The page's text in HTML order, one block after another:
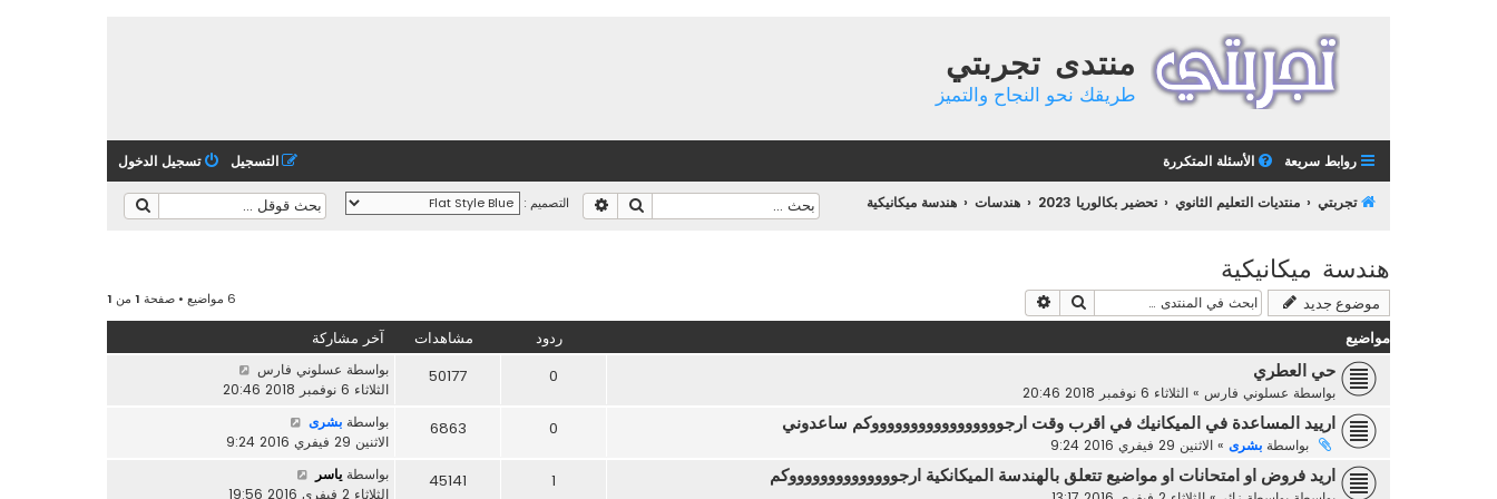
منتدى تجربتي
طريقك نحو النجاح والتميز
روابط سريعة الأسئلة المتكررة تسجيل الدخول التسجيل
تجربتي منتديات التعليم الثانوي تحضير بكالوريا 2023 هندسات هندسة ميكانيكية التصميم : بحث بحث متقدم
هندسة ميكانيكية
موضوع جديد بحث 6 مواضيع • صفحة 1 من 1
مواضيع ردود مشاهدات آخر مشاركة
حي العطري
بواسطة عسلوني فارس » الثلاثاء 6 نوفمبر 2018 20:46
0
50177 بواسطة عسلوني فارس
الثلاثاء 6 نوفمبر 2018 20:46
ارييد المساعدة في الميكانيك في اقرب وقت ارجوووووووووووووووووكم ساعدوني
بواسطة بشرى » الاثنين 29 فيفري 2016 9:24
0
6863 بواسطة بشرى
الاثنين 29 فيفري 2016 9:24
اريد فروض او امتحانات او مواضيع تتعلق بالهندسة الميكانكية ارجووووووووووووووكم 1
45141 بواسطة ياسر
الثلاثاء 2 فيفري 2016 19:56